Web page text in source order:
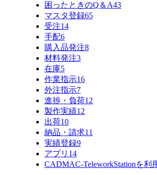
困ったときのQ＆A43
マスタ登録65
受注14
手配6
購入品発注8
材料発注3
在庫5
作業指示16
外注指示7
進捗・負荷12
製作実績12
出荷10
納品・請求11
実績登録9
アプリ 14
CADMAC-TeleworkStationを利